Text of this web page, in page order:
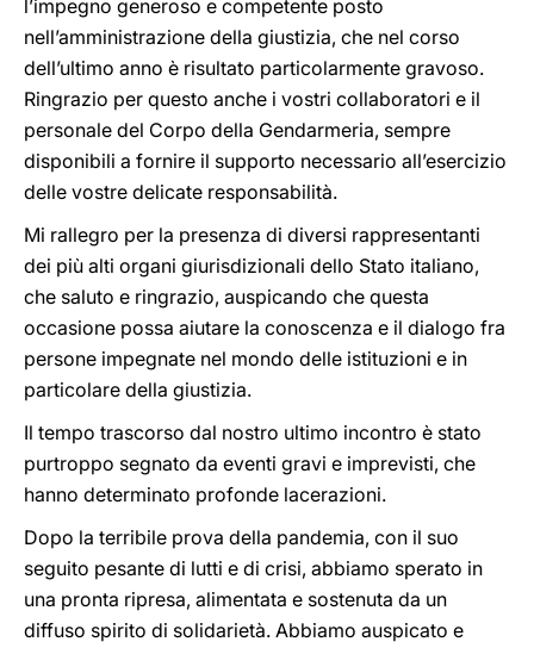
l’impegno generoso e competente posto
nell’amministrazione della giustizia, che nel corso
dell’ultimo anno è risultato particolarmente gravoso.
Ringrazio per questo anche i vostri collaboratori e il
personale del Corpo della Gendarmeria, sempre
disponibili a fornire il supporto necessario all’esercizio
delle vostre delicate responsabilità.
Mi rallegro per la presenza di diversi rappresentanti
dei più alti organi giurisdizionali dello Stato italiano,
che saluto e ringrazio, auspicando che questa
occasione possa aiutare la conoscenza e il dialogo fra
persone impegnate nel mondo delle istituzioni e in
particolare della giustizia.
Il tempo trascorso dal nostro ultimo incontro è stato
purtroppo segnato da eventi gravi e imprevisti, che
hanno determinato profonde lacerazioni.
Dopo la terribile prova della pandemia, con il suo
seguito pesante di lutti e di crisi, abbiamo sperato in
una pronta ripresa, alimentata e sostenuta da un
diffuso spirito di solidarietà. Abbiamo auspicato e